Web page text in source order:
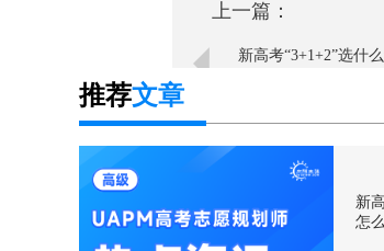
上一篇：
新高考“3+1+2”选什
推荐文章
新
怎